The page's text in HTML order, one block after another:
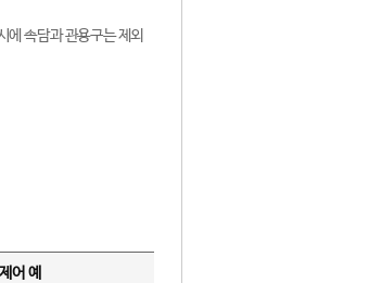
에 속담과 관용구는 제외
어 예